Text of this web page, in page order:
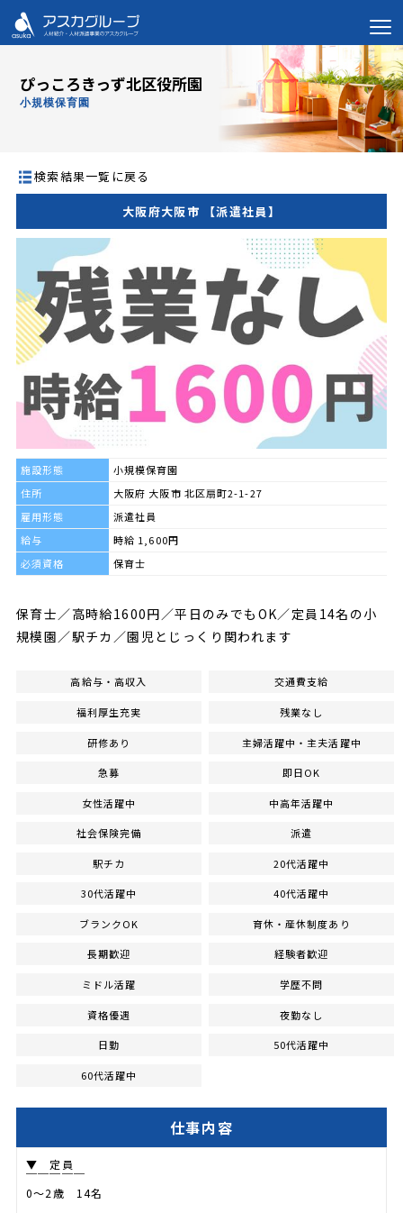
ぴっころきっず北区役所園
小規模保育園
検索結果一覧に戻る
大阪府大阪市 【派遣社員】
施設形態
小規模保育園
住所
大阪府 大阪市 北区扇町2-1-27
雇用形態
派遣社員
給与
時給 1,600円
必須資格
保育士
保育士／高時給1600円／平日のみでもOK／定員14名の小
規模園／駅チカ／園児とじっくり関われます
高給与・高収入 交通費支給
福利厚生充実 残業なし
研修あり 主婦活躍中・主夫活躍中
急募 即日OK
女性活躍中 中高年活躍中
社会保険完備 派遣
駅チカ 20代活躍中
30代活躍中 40代活躍中
ブランクOK 育休・産休制度あり
長期歓迎 経験者歓迎
ミドル活躍 学歴不問
資格優遇 夜勤なし
日勤 50代活躍中
60代活躍中
仕事内容
▼ 定員
￣￣￣￣￣
0～2歳 14名